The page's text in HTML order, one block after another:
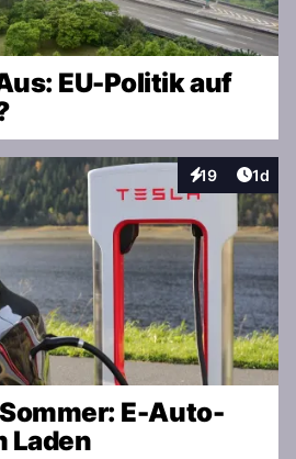
EU-Politik auf
19
Interaktionen
1d
E-Auto-
Laden